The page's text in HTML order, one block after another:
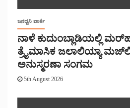
ಜನಧ್ವನಿ ವಾರ್ತೆ
ನಾಳೆ ಕುದುಂಬ್ಲಾಡಿಯಲ್ಲಿ
ತ್ರೈಮಾಸಿಕ ಜಲಾಲಿಯ್ಯಾ
ಅನುಸ್ಮರಣಾ ಸಂಗಮ
5th August 2026